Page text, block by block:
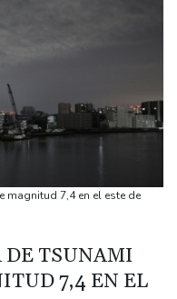
tras explosión de un
68 años, el hombre detrás
los fallecidos por el
a llevar casco
68 años
por robo de secretos
magnitud 7,4 en el este de
DE TSUNAMI
7,4 EN EL